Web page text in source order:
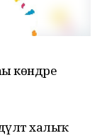
көндәре
халыҡ